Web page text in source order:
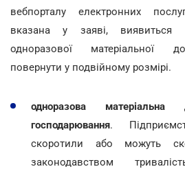
вебпорталу електронних
вказана у заяві, виявиться
одноразової матеріальної
повернути у подвійному розмірі.
одноразова матеріальна
господарювання.
скоротили або можуть
законодавством